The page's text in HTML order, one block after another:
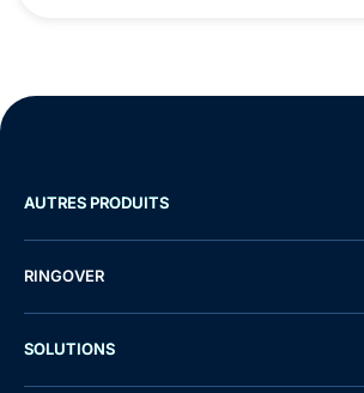
AUTRES PRODUITS
RINGOVER
SOLUTIONS